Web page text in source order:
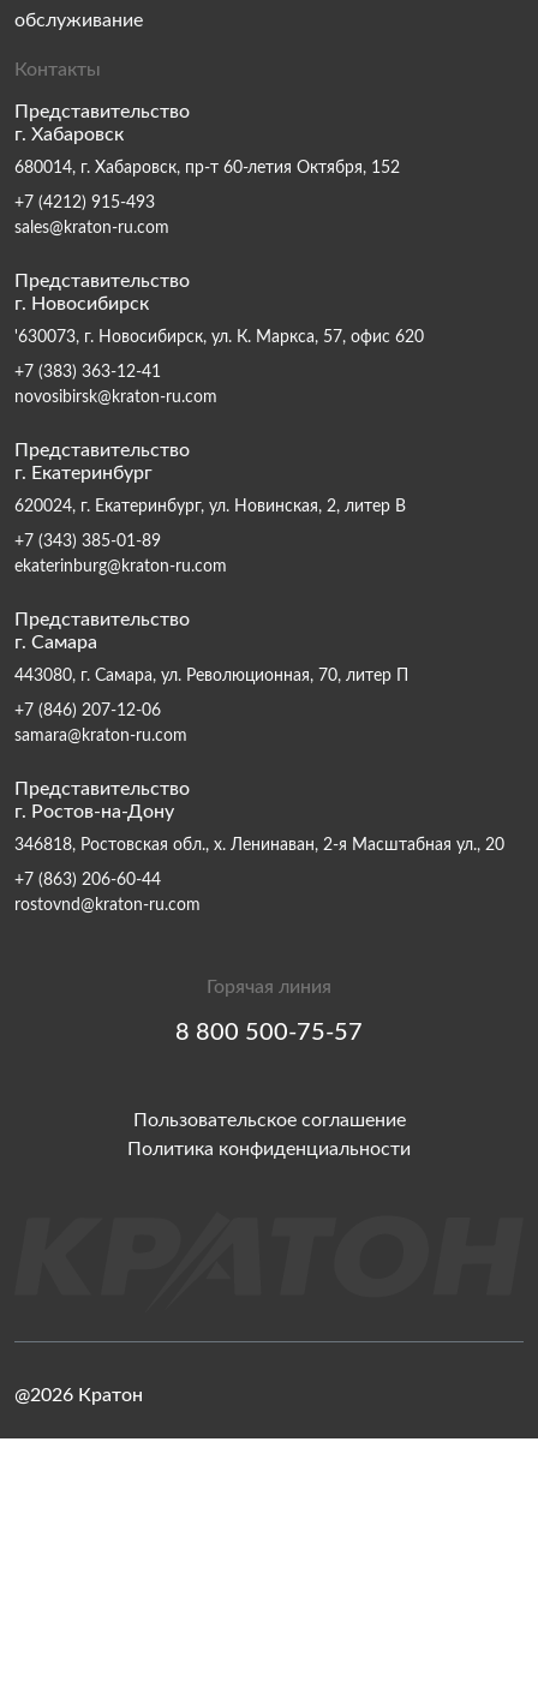
обслуживание
Контакты
Представительство
г. Хабаровск
680014, г. Хабаровск, пр-т 60-летия Октября, 152
+7 (4212) 915-493
sales@kraton-ru.com
Представительство
г. Новосибирск
'630073, г. Новосибирск, ул. К. Маркса, 57, офис 620
+7 (383) 363-12-41
novosibirsk@kraton-ru.com
Представительство
г. Екатеринбург
620024, г. Екатеринбург, ул. Новинская, 2, литер В
+7 (343) 385-01-89
ekaterinburg@kraton-ru.com
Представительство
г. Самара
443080, г. Самара, ул. Революционная, 70, литер П
+7 (846) 207-12-06
samara@kraton-ru.com
Представительство
г. Ростов-на-Дону
346818, Ростовская обл., х. Ленинаван, 2-я Масштабная ул., 20
+7 (863) 206-60-44
rostovnd@kraton-ru.com
Горячая линия
8 800 500-75-57
Пользовательское соглашение
Политика конфиденциальности
@2026 Кратон